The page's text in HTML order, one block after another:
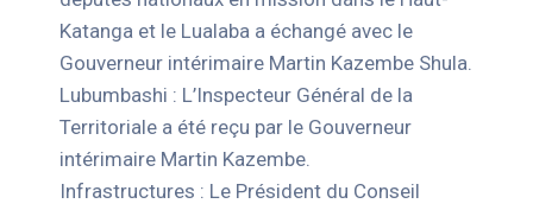
Katanga et le Lualaba a échangé avec le
Gouverneur intérimaire Martin Kazembe Shula.
Lubumbashi : L’Inspecteur Général de la
Territoriale a été reçu par le Gouverneur
intérimaire Martin Kazembe.
Infrastructures : Le Président du Conseil